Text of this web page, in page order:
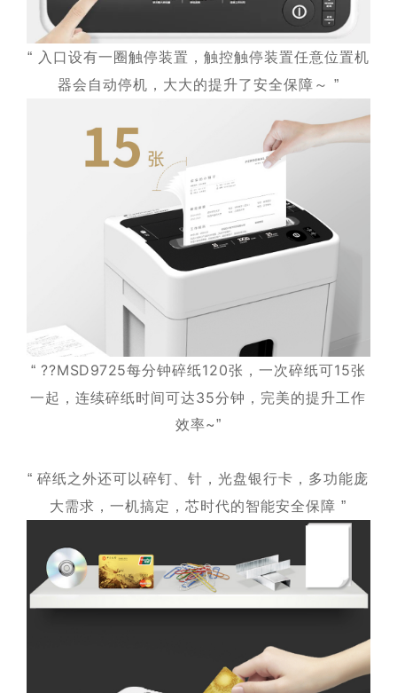
“ 入口设有一圈触停装置，触控触停装置任意位置机
器会自动停机，大大的提升了安全保障～ ”
“??MSD9725每分钟碎纸120张，一次碎纸可15张
一起，连续碎纸时间可达35分钟，完美的提升工作
效率~”
“碎纸之外还可以碎钉、针，光盘银行卡，多功能庞
大需求，一机搞定，芯时代的智能安全保障”